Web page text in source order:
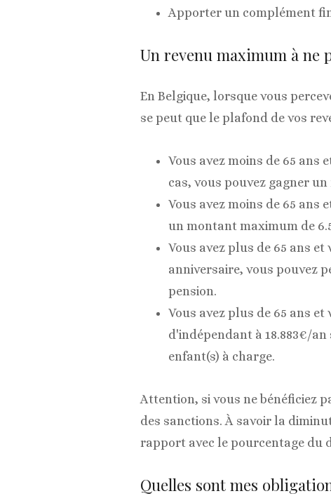
Apporter un complément
Un revenu maximum à ne
En Belgique, lorsque vous
se peut que le plafond de vos
Vous avez moins de 65 ans
cas, vous pouvez gagner
Vous avez moins de 65 ans
un montant maximum de
Vous avez plus de 65 ans
anniversaire, vous pouvez
pension.
Vous avez plus de 65 ans
d'indépendant à 18.883€/an
enfant(s) à charge.
Attention, si vous ne bénéficiez
des sanctions. À savoir la
rapport avec le pourcentage du
Quelles sont mes